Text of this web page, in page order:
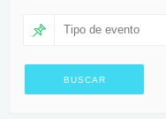
Tipo de evento